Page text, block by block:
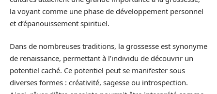
la voyant comme une phase de développement personnel
et d’épanouissement spirituel.
Dans de nombreuses traditions, la grossesse est synonyme
de renaissance, permettant à l’individu de découvrir un
potentiel caché. Ce potentiel peut se manifester sous
diverses formes : créativité, sagesse ou introspection.